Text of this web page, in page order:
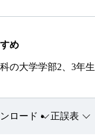
め
の大学学部2、3年生
ロード 正誤表